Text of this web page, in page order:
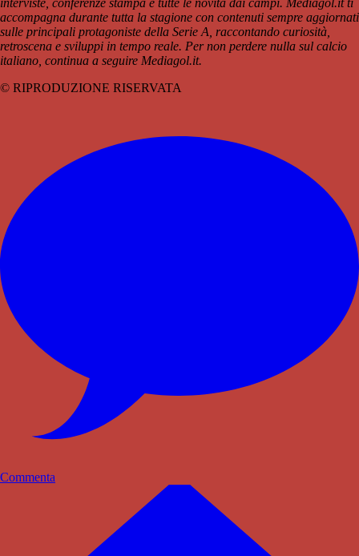
interviste, conferenze stampa e tutte le novità dai campi. Mediagol.it ti
accompagna durante tutta la stagione con contenuti sempre aggiornati
sulle principali protagoniste della Serie A, raccontando curiosità,
retroscena e sviluppi in tempo reale. Per non perdere nulla sul calcio
italiano, continua a seguire Mediagol.it.
© RIPRODUZIONE RISERVATA
Commenta